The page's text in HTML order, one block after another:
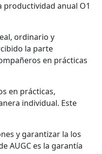
productividad anual O1
ordinario y
la parte
en prácticas
en prácticas,
individual. Este
y garantizar la los
AUGC es la garantía